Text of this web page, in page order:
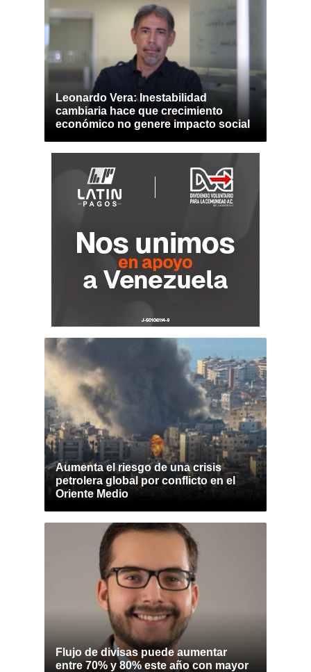
Leonardo Vera: Inestabilidad
cambiaria hace que crecimiento
económico no genere impacto social
Aumenta el riesgo de una crisis
petrolera global por conflicto en el
Oriente Medio
Flujo de divisas puede aumentar
entre 70% y 80% este año con mayor